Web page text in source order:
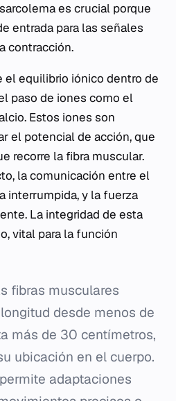
es crucial porque
entrada para las señales
contracción.
el equilibrio iónico dentro de
paso de iones como el
Estos iones son
el potencial de acción, que
recorre la fibra muscular.
la comunicación entre el
interrumpida, y la fuerza
La integridad de esta
vital para la función
fibras musculares
desde menos de
más de 30 centímetros,
ubicación en el cuerpo.
adaptaciones